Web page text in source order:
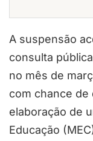
A suspensão
consulta
no mês de
com chance de
elaboração de
Educação